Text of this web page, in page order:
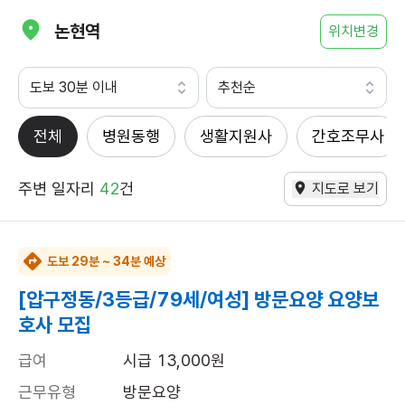
논현역 위치변경
도보 30분 이내 추천순
전체 병원동행 생활지원사 간호조무사
주변 일자리 42건 지도로 보기
도보 29분 ~ 34분 예상
[압구정동/3등급/79세/여성] 방문요양 요양보
호사 모집
급여
시급 13,000원
근무유형
방문요양